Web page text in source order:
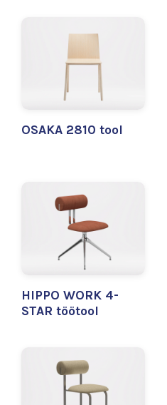
OSAKA 2810 tool
HIPPO WORK 4-
STAR töötool